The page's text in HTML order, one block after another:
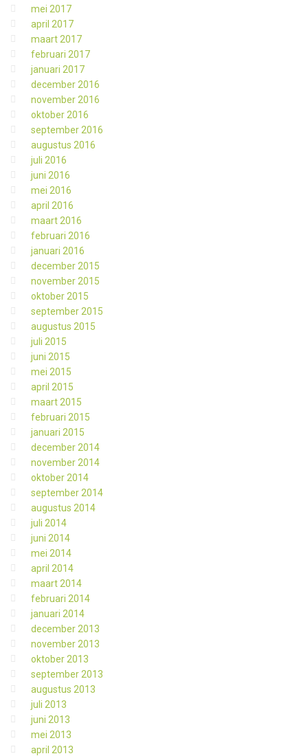
mei 2017
april 2017
maart 2017
februari 2017
januari 2017
december 2016
november 2016
oktober 2016
september 2016
augustus 2016
juli 2016
juni 2016
mei 2016
april 2016
maart 2016
februari 2016
januari 2016
december 2015
november 2015
oktober 2015
september 2015
augustus 2015
juli 2015
juni 2015
mei 2015
april 2015
maart 2015
februari 2015
januari 2015
december 2014
november 2014
oktober 2014
september 2014
augustus 2014
juli 2014
juni 2014
mei 2014
april 2014
maart 2014
februari 2014
januari 2014
december 2013
november 2013
oktober 2013
september 2013
augustus 2013
juli 2013
juni 2013
mei 2013
april 2013